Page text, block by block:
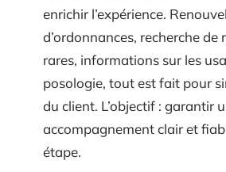
enrichir l’expérience.
d’ordonnances, recherche de
rares, informations sur les
posologie, tout est fait pour
du client. L’objectif : garantir
accompagnement clair et
étape.